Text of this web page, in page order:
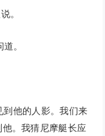
。
。
他的人影。我们来
。我猜尼摩艇长应